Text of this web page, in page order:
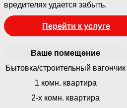
вредителях удается забыть.
Перейти к услуге
Ваше помещение
Бытовка/строительный вагончик
1 комн. квартира
2-х комн. квартира